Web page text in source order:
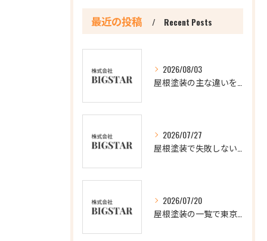
最近の投稿 Recent Posts
2026/08/03
2026/07/27
2026/07/20